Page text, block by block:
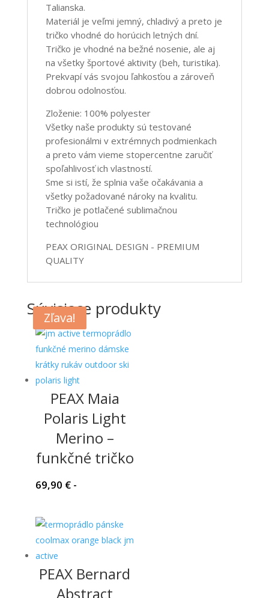
Talianska.
Materiál je veľmi jemný, chladivý a preto je
tričko vhodné do horúcich letných dní.
Tričko je vhodné na bežné nosenie, ale aj
na všetky športové aktivity (beh, turistika).
Prekvapí vás svojou ľahkosťou a zároveň
dobrou odolnosťou.
Zloženie: 100% polyester
Všetky naše produkty sú testované
profesionálmi v extrémnych podmienkach
a preto vám vieme stopercentne zaručiť
spoľahlivosť ich vlastností.
Sme si istí, že splnia vaše očakávania a
všetky požadované nároky na kvalitu.
Tričko je potlačené sublimačnou
technológiou
PEAX ORIGINAL DESIGN - PREMIUM
QUALITY
Súvisiace produkty
PEAX Maia
Polaris Light
Merino –
funkčné tričko
69,90 € -
PEAX Bernard
Abstract
Zľava!
Zľava!